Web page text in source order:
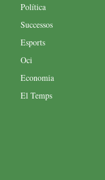
Política
Successos
Esports
Oci
Economia
El Temps